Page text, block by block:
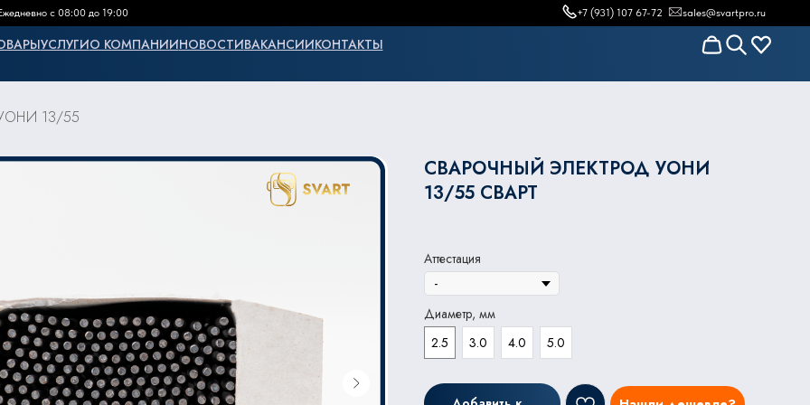
с 08:00 до 19:00 +7 (931) 107 67-72 sales@svartpro.ru
УСЛУГИО КОМПАНИИНОВОСТИВАКАНСИИКОНТАКТЫ
УОНИ 13/55
СВАРОЧНЫЙ ЭЛЕКТРОД УОНИ
13/55 СВАРТ
Аттестация
Диаметр, мм
2.5
3.0 4.0 5.0